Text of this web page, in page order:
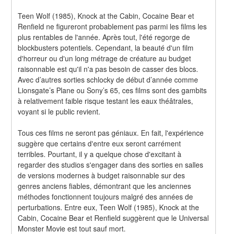
Teen Wolf (1985), Knock at the Cabin, Cocaine Bear et
Renfield ne figureront probablement pas parmi les films les
plus rentables de l'année. Après tout, l'été regorge de
blockbusters potentiels. Cependant, la beauté d'un film
d'horreur ou d'un long métrage de créature au budget
raisonnable est qu'il n'a pas besoin de casser des blocs.
Avec d’autres sorties schlocky de début d’année comme
Lionsgate’s Plane ou Sony’s 65, ces films sont des gambits
à relativement faible risque testant les eaux théâtrales,
voyant si le public revient.
Tous ces films ne seront pas géniaux. En fait, l'expérience
suggère que certains d'entre eux seront carrément
terribles. Pourtant, il y a quelque chose d'excitant à
regarder des studios s'engager dans des sorties en salles
de versions modernes à budget raisonnable sur des
genres anciens fiables, démontrant que les anciennes
méthodes fonctionnent toujours malgré des années de
perturbations. Entre eux, Teen Wolf (1985), Knock at the
Cabin, Cocaine Bear et Renfield suggèrent que le Universal
Monster Movie est tout sauf mort.